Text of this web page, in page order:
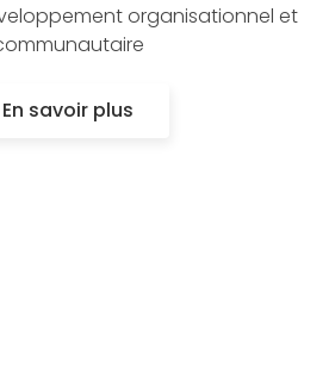
organisationnel et
En savoir plus